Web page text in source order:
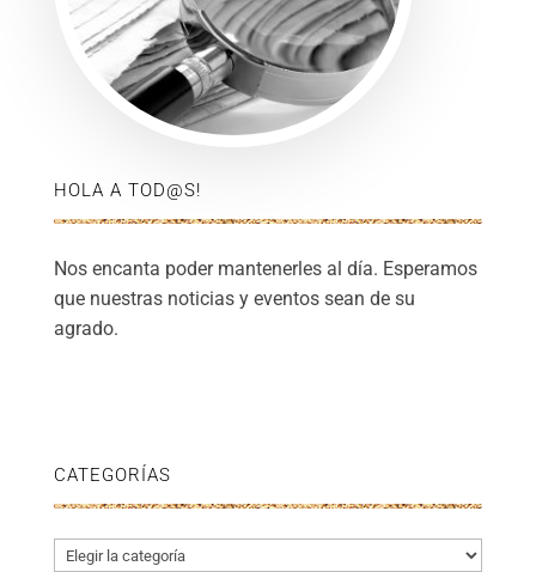
HOLA A TOD@S!
Nos encanta poder mantenerles al día. Esperamos
que nuestras noticias y eventos sean de su
agrado.
CATEGORÍAS
Categorías